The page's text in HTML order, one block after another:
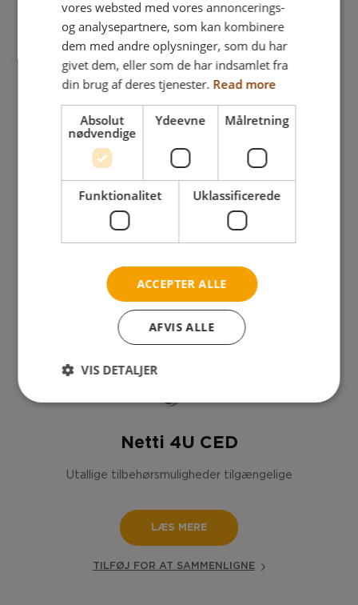
TILFØJ FOR AT SAMMENLIGNE
Netti 4U CED
Utallige tilbehørsmuligheder tilgængelige
LÆS MERE
TILFØJ FOR AT SAMMENLIGNE
GERMAN
NORWEGIAN
vores websted med vores annoncerings-
og analysepartnere, som kan kombinere
dem med andre oplysninger, som du har
givet dem, eller som de har indsamlet fra
din brug af deres tjenester. Read more
Absolut
nødvendige
Ydeevne Målretning
Funktionalitet Uklassificerede
ACCEPTER ALLE
AFVIS ALLE
VIS DETALJER